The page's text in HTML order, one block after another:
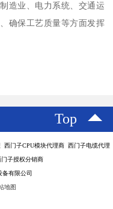
造业、电力系统、交通运
确保工艺质量等方面发挥
Top
门子CPU模块代理商 西门子电缆代理
子授权分销商
备有限公司
地图